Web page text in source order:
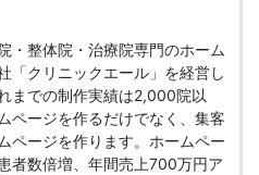
・整体院・治療院専門のホーム
「クリニックエール」を経営し
までの制作実績は2,000院以
ページを作るだけでなく、集客
ページを作ります。ホームペー
者数倍増、年間売上700万円ア